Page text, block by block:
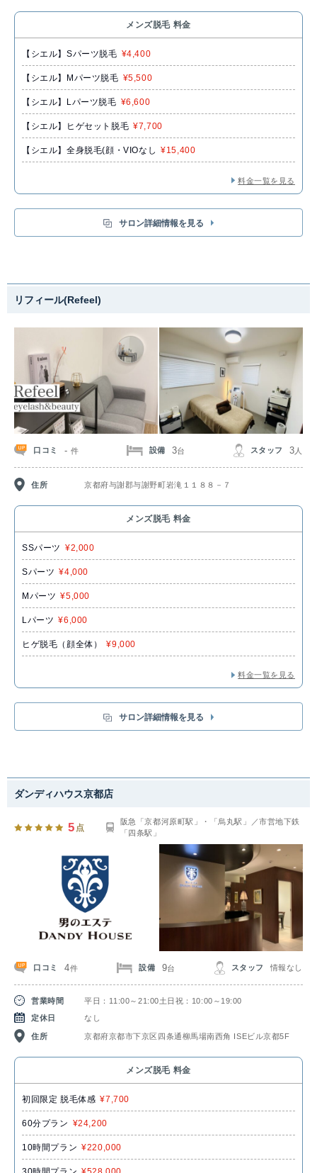
メンズ脱毛 料金
【シエル】Sパーツ脱毛 ¥4,400
【シエル】Mパーツ脱毛 ¥5,500
【シエル】Lパーツ脱毛 ¥6,600
【シエル】ヒゲセット脱毛 ¥7,700
【シエル】全身脱毛(顔・VIOなし ¥15,400
料金一覧を見る
サロン詳細情報を見る
リフィール(Refeel)
口コミ -件 設備 3台 スタッフ 3 人
住所 京都府与謝郡与謝野町岩滝１１８８－７
メンズ脱毛 料金
SSパーツ ¥2,000
Sパーツ ¥4,000
Mパーツ ¥5,000
Lパーツ ¥6,000
ヒゲ脱毛（顔全体） ¥9,000
料金一覧を見る
サロン詳細情報を見る
ダンディハウス京都店
5 点
阪急「京都河原町駅」・「烏丸駅」／市営地下鉄
「四条駅」
口コミ 4件 設備 9台 スタッフ 情報なし
営業時間
平日：11:00～21:00土日祝：10:00～19:00
定休日
なし
住所 京都府京都市下京区四条通柳馬場南西角 ISEビル京都5F
メンズ脱毛 料金
初回限定 脱毛体感 ¥7,700
60分プラン ¥24,200
10時間プラン ¥220,000